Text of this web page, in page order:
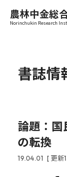
農林中金総
Norinchukin Research
書誌情
論題：国
の転換
19.04.01 [ 更新